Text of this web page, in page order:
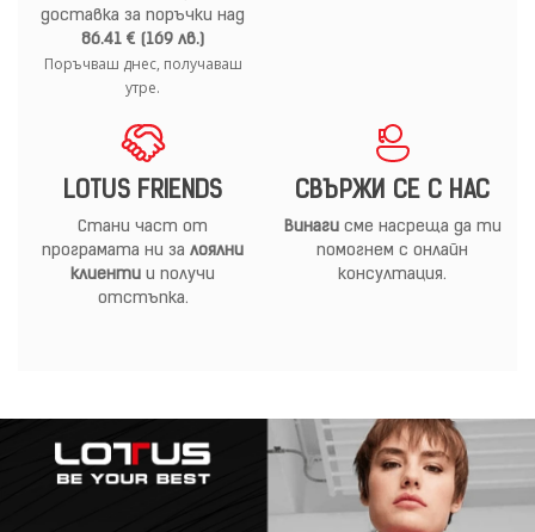
доставка за поръчки над
86.41 € (169 лв.)
Поръчваш днес, получаваш
утре.
LOTUS FRIENDS
Стани част от
програмата ни за лоялни
клиенти и получи
отстъпка.
СВЪРЖИ СЕ С НАС
Винагисме насреща да ти
помогнем с онлайн
консултация.